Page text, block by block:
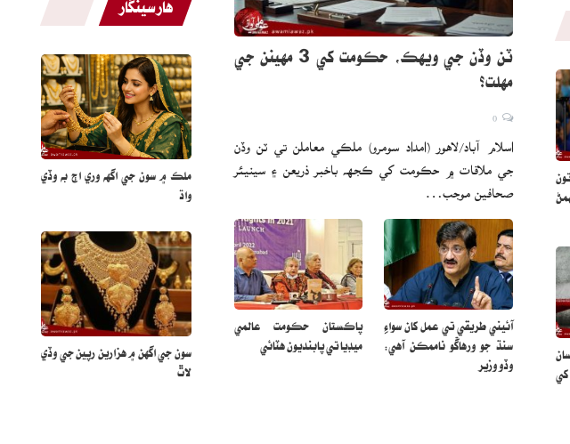
هار سينگار
ملڪ ۾ سون جي اگهه وري اڄ به وڏي
واڌ
سون جي اگهن ۾ هزارين رپين جي وڏي
لاٿ
ٽن وڏن جي ويهڪ، حڪومت کي 3 مهينن جي
مهلت؟
اسلام آباد/لاهور (امداد سومرو) ملڪي معاملن تي ٽن وڏن
جي ملاقات ۾ حڪومت کي ڪجهه باخبر ذريعن ۽ سينيئر
صحافين موجب…
آئيني طريقي تي عمل کان سواءِ
سنڌ جو ورهاڱو ناممڪن آهي:
وڏو وزير
پاڪستان حڪومت عالمي
ميڊيا تي پابنديون هٽائي